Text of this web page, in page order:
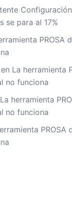
se para al 17%
PROSA
en La herramienta
no funciona
La herramienta
no funciona
PROSA